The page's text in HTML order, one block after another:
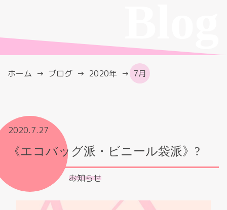
ホーム ブログ 2020年 7月
2020.7.27
《エコバッグ派・ビニール袋派》?
お知らせ